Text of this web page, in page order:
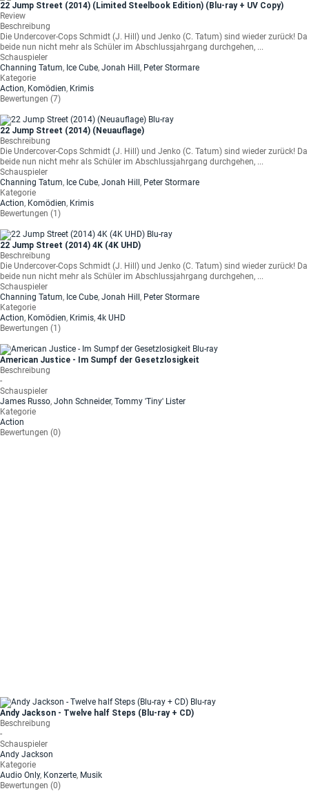
22 Jump Street (2014) (Limited Steelbook Edition) (Blu-ray + UV Copy)
Review
Beschreibung
Die Undercover-Cops Schmidt (J. Hill) und Jenko (C. Tatum) sind wieder zurück! Da
beide nun nicht mehr als Schüler im Abschlussjahrgang durchgehen, ...
Schauspieler
Channing Tatum, Ice Cube, Jonah Hill , Peter Stormare
Kategorie
Action, Komödien, Krimis
Bewertungen (7)
22 Jump Street (2014) (Neuauflage)
Beschreibung
Die Undercover-Cops Schmidt (J. Hill) und Jenko (C. Tatum) sind wieder zurück! Da
beide nun nicht mehr als Schüler im Abschlussjahrgang durchgehen, ...
Schauspieler
Channing Tatum, Ice Cube, Jonah Hill , Peter Stormare
Kategorie
Action, Komödien, Krimis
Bewertungen (1)
22 Jump Street (2014) 4K (4K UHD)
Beschreibung
Die Undercover-Cops Schmidt (J. Hill) und Jenko (C. Tatum) sind wieder zurück! Da
beide nun nicht mehr als Schüler im Abschlussjahrgang durchgehen, ...
Schauspieler
Channing Tatum, Ice Cube, Jonah Hill , Peter Stormare
Kategorie
Action, Komödien, Krimis, 4k UHD
Bewertungen (1)
American Justice - Im Sumpf der Gesetzlosigkeit
Beschreibung
-
Schauspieler
James Russo, John Schneider, Tommy 'Tiny' Lister
Kategorie
Action
Bewertungen (0)
Andy Jackson - Twelve half Steps (Blu-ray + CD)
Beschreibung
-
Schauspieler
Andy Jackson
Kategorie
Audio Only, Konzerte, Musik
Bewertungen (0)